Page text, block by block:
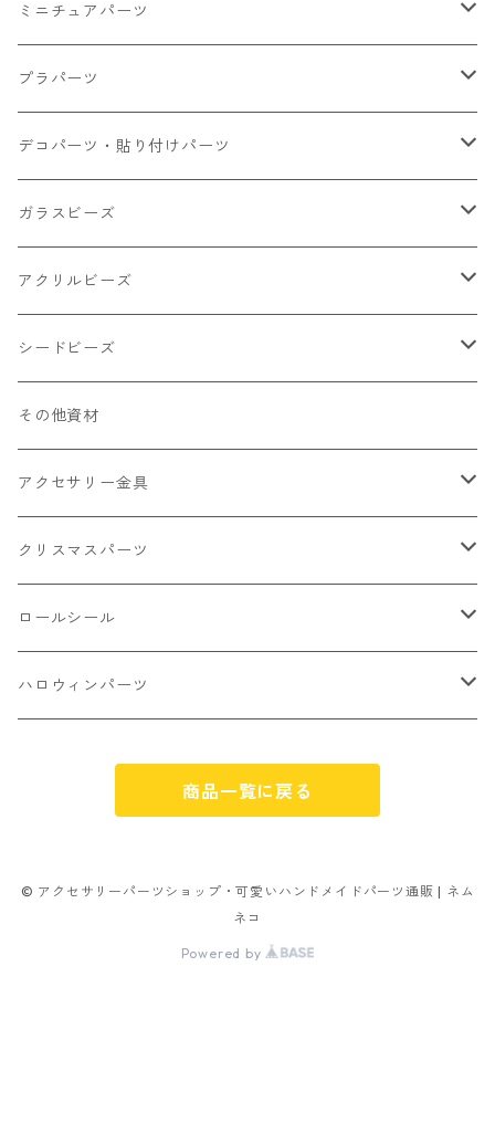
ミニチュアパーツ
大きいパーツ グラス系
小さいパーツ グラス系
小物
カップ
プラパーツ
ナスカン カニカン
リング イヤリング パーツ
チェーンパーツ
プラチャーム
デコパーツ・貼り付けパーツ
食べ物系
キャンディ
ドーナツ
パン
ゼリー
アニマル系
うさぎ
くま
スライス棒
フレーク カット済
シール付き
フルーツ系 野菜果物
お花
ミニパーツ ネイル
雑貨系
ガラスビーズ
ミレフィオリ
ランプワーク
キャッツアイ
アクリルビーズ
丸玉6㎜ ラウンド
丸玉8㎜ ラウンド
カボチャ
クラック
ソロバン型
アルファベット
スノーフレーク
フレーム
シードビーズ
ミックス
2㎜
不透明
3㎜
不透明タイプ
ミックスタイプ
4㎜
その他資材
アクセサリー金具
カラー丸カン
10㎜
ボールチップ
ピアスパーツ
つぶし玉
クリスマスパーツ
プラチャーム
デコパーツ 貼り付けパーツ
ステッカー シール
アクリルビーズ
ロールシール
サンキュー
アニマル
ハロウィンパーツ
その他
商品一覧に戻る
© アクセサリーパーツショップ・可愛いハンドメイドパーツ通販 | ネム
ネコ
Powered by